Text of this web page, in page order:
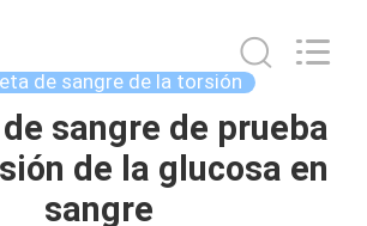
de sangre de la torsión
sangre de prueba
de la glucosa en
sangre